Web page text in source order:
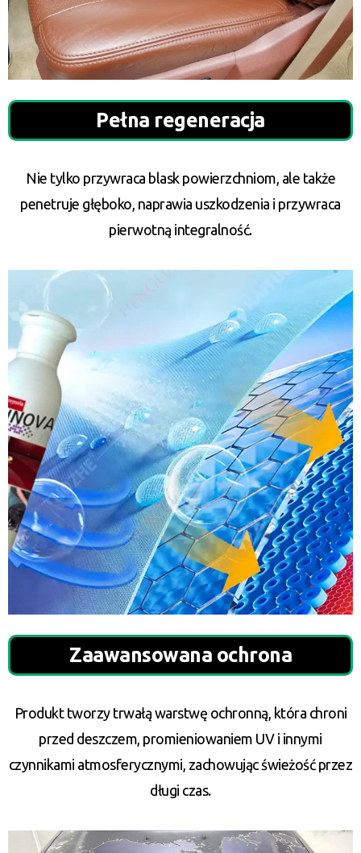
Pełna regeneracja
Nie tylko przywraca blask powierzchniom, ale także
penetruje głęboko, naprawia uszkodzenia i przywraca
pierwotną integralność.
Zaawansowana ochrona
Produkt tworzy trwałą warstwę ochronną, która chroni
przed deszczem, promieniowaniem UV i innymi
czynnikami atmosferycznymi, zachowując świeżość przez
długi czas.